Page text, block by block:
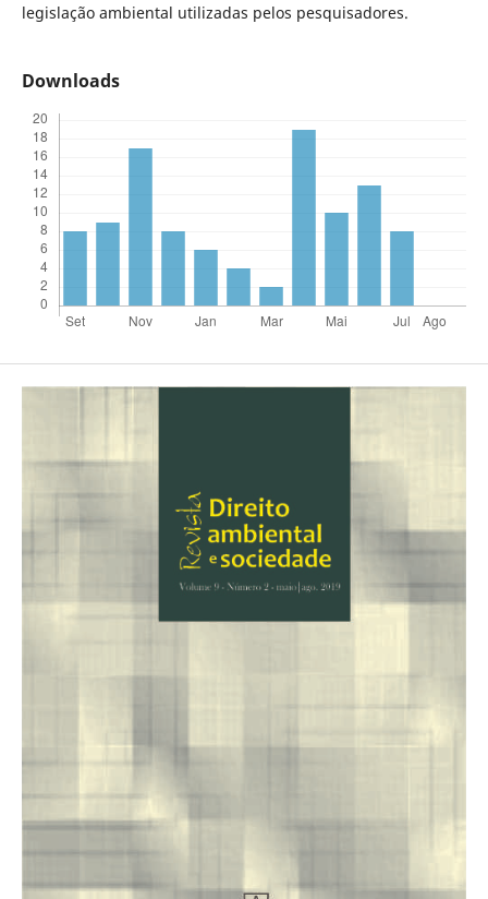
legislação ambiental utilizadas pelos pesquisadores.
Downloads